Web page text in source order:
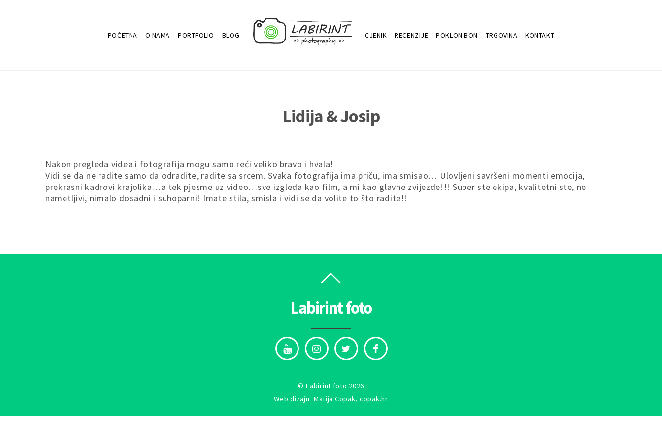
POČETNA O NAMA PORTFOLIO BLOG CJENIK RECENZIJE POKLON BON TRGOVINA KONTAKT
Lidija & Josip
Nakon pregleda videa i fotografija mogu samo reći veliko bravo i hvala!
Vidi se da ne radite samo da odradite, radite sa srcem. Svaka fotografija ima priču, ima smisao… Ulovljeni savršeni momenti emocija,
prekrasni kadrovi krajolika…a tek pjesme uz video…sve izgleda kao film, a mi kao glavne zvijezde!!! Super ste ekipa, kvalitetni ste, ne
nametljivi, nimalo dosadni i suhoparni! Imate stila, smisla i vidi se da volite to što radite!!
Labirint foto
© Labirint foto 2026
Web dizajn: Matija Copak, copak.hr